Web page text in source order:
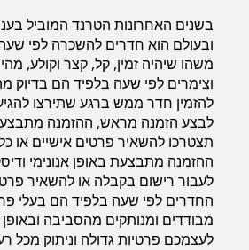
חדרים לפי שעה בעמק יזרעאל
חדרים לפי שעה במישור החוף הדרומי
בשנים האחרונות הטרנד המוביל
ובעולם הוא חדרים להשכרה לפי
משהו שיהיה זמין, קל, קצר וקולע,
וצימרים לפי שעה בלפיד הם בדיוק
להזמין חדר ממש ברגע שתירצו
לבצע הזמנה מראש, ההזמנה
תצטרכו להשאיר פרטים אישיים או כל
ההזמנה מתבצעת באופן אנונימי
לעבור רישום בקבלה או להשאיר
החדרים לפי שעה בלפיד הם בעלי
מבודדים ומנותקים מהסביבה
לעצמכם פרטיות גדולה וניתוק מכל